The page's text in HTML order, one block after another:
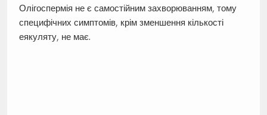
Олігоспермія не є самостійним захворюванням, тому
специфічних симптомів, крім зменшення кількості
еякуляту, не має.